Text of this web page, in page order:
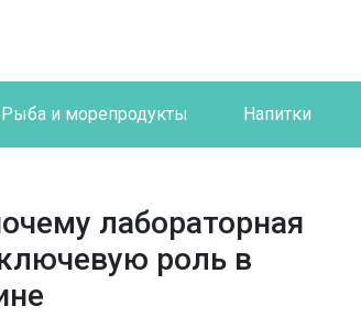
Рыба и морепродукты Напитки
лабораторная
роль в